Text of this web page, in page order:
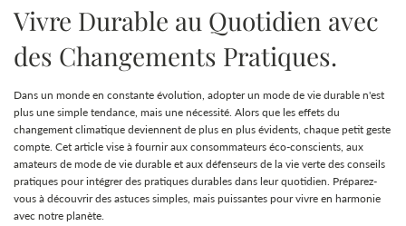
Vivre Durable au Quotidien avec
des Changements Pratiques.
Dans un monde en constante évolution, adopter un mode de vie durable n'est
plus une simple tendance, mais une nécessité. Alors que les effets du
changement climatique deviennent de plus en plus évidents, chaque petit geste
compte. Cet article vise à fournir aux consommateurs éco-conscients, aux
amateurs de mode de vie durable et aux défenseurs de la vie verte des conseils
pratiques pour intégrer des pratiques durables dans leur quotidien. Préparez-
vous à découvrir des astuces simples, mais puissantes pour vivre en harmonie
avec notre planète.